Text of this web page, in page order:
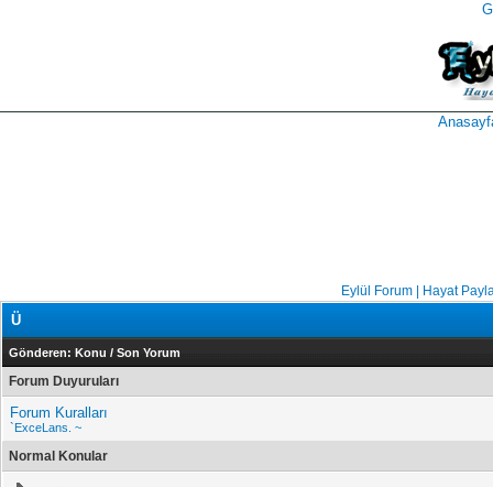
Eylül Forum | Hayat
Ü
Gönderen: Konu / Son Yorum
Forum Duyuruları
Forum Kuralları
`ExceLans. ~
Normal Konular